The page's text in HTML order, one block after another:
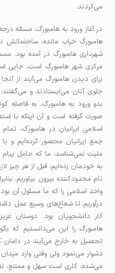
می‌کردند.
در آغاز ورود به هامبورگ، مسئله
هامبورگ خراب مانده،
شهرداری هامبورگ در آمده بود.
مرکزی شهر هامبورگ است، جایی
برای دیدن هامبورگ می‌آیند از
جلوی آنان می‌ایستادند و
بدو ورود به هامبورگ، به فاصله
صورت گرفته است و آن اینکه با
اسلامی ایرانیان در هامبورگ،
جمع ایرانیان محصور کرده‌ایم و
ملیت نمی‌شناسد، ما که حامل پیام
به خودمان زده‌ایم. قبل از هر چیز
نام محدودکننده بیرون بیاوریم.
واحد اسلامی را که ما مسئول آن
درآوریم تا شعاع‌های وسیع عمل
کار دانشجویان بود. دوستان
هامبورگ را این می‌دانستیم که
تحصیل به خارج می‌آیند در دامان
دشوار می‌نمود ولی وقتی وارد
می‌شده، کاری است سهل و ممتنع، نه